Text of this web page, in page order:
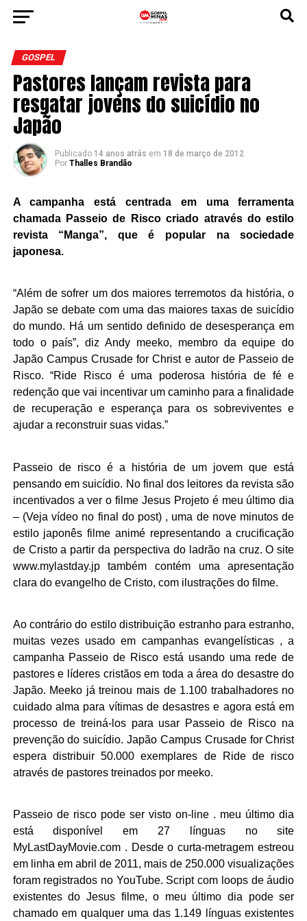
GOSPEL
Pastores lançam revista para
resgatar jovens do suicídio no
Japão
Publicado 14 anos atrás em 18 de março de 2012
Por Thalles Brandão
A campanha está centrada em uma ferramenta
chamada Passeio de Risco criado através do estilo
revista “Manga”, que é popular na sociedade
japonesa.
“Além de sofrer um dos maiores terremotos da história, o
Japão se debate com uma das maiores taxas de suicídio
do mundo. Há um sentido definido de desesperança em
todo o país”, diz Andy meeko, membro da equipe do
Japão Campus Crusade for Christ e autor de Passeio de
Risco. “Ride Risco é uma poderosa história de fé e
redenção que vai incentivar um caminho para a finalidade
de recuperação e esperança para os sobreviventes e
ajudar a reconstruir suas vidas.”
Passeio de risco é a história de um jovem que está
pensando em suicídio. No final dos leitores da revista são
incentivados a ver o filme Jesus Projeto é meu último dia
– (Veja vídeo no final do post) , uma de nove minutos de
estilo japonês filme animé representando a crucificação
de Cristo a partir da perspectiva do ladrão na cruz. O site
www.mylastday.jp também contém uma apresentação
clara do evangelho de Cristo, com ilustrações do filme.
Ao contrário do estilo distribuição estranho para estranho,
muitas vezes usado em campanhas evangelísticas , a
campanha Passeio de Risco está usando uma rede de
pastores e líderes cristãos em toda a área do desastre do
Japão. Meeko já treinou mais de 1.100 trabalhadores no
cuidado alma para vítimas de desastres e agora está em
processo de treiná-los para usar Passeio de Risco na
prevenção do suicídio. Japão Campus Crusade for Christ
espera distribuir 50.000 exemplares de Ride de risco
através de pastores treinados por meeko.
Passeio de risco pode ser visto on-line . meu último dia
está disponível em 27 línguas no site
MyLastDayMovie.com . Desde o curta-metragem estreou
em linha em abril de 2011, mais de 250.000 visualizações
foram registrados no YouTube. Script com loops de áudio
existentes do Jesus filme, o meu último dia pode ser
chamado em qualquer uma das 1.149 línguas existentes